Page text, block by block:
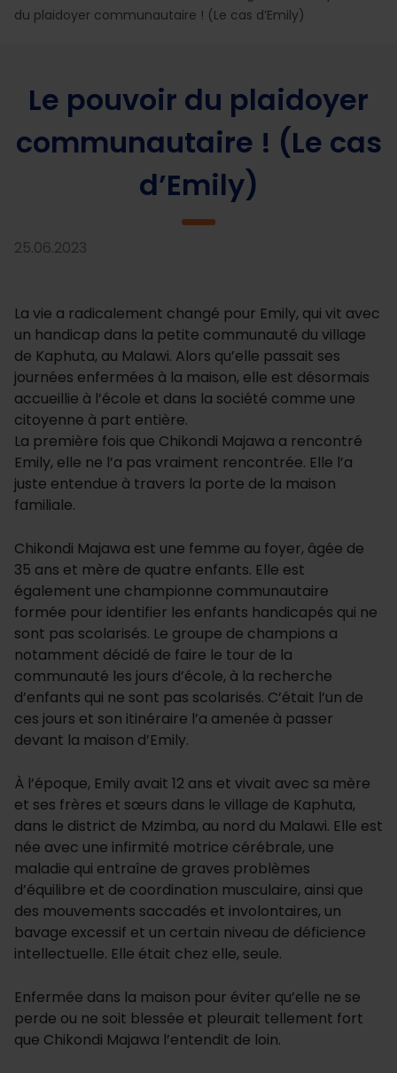
du plaidoyer communautaire ! (Le cas d’Emily)
Le pouvoir du plaidoyer
communautaire ! (Le cas
d’Emily)
25.06.2023
La vie a radicalement changé pour Emily, qui vit avec
un handicap dans la petite communauté du village
de Kaphuta, au Malawi. Alors qu’elle passait ses
journées enfermées à la maison, elle est désormais
accueillie à l’école et dans la société comme une
citoyenne à part entière.
La première fois que Chikondi Majawa a rencontré
Emily, elle ne l’a pas vraiment rencontrée. Elle l’a
juste entendue à travers la porte de la maison
familiale.
Chikondi Majawa est une femme au foyer, âgée de
35 ans et mère de quatre enfants. Elle est
également une championne communautaire
formée pour identifier les enfants handicapés qui ne
sont pas scolarisés. Le groupe de champions a
notamment décidé de faire le tour de la
communauté les jours d’école, à la recherche
d’enfants qui ne sont pas scolarisés. C’était l’un de
ces jours et son itinéraire l’a amenée à passer
devant la maison d’Emily.
À l’époque, Emily avait 12 ans et vivait avec sa mère
et ses frères et sœurs dans le village de Kaphuta,
dans le district de Mzimba, au nord du Malawi. Elle est
née avec une infirmité motrice cérébrale, une
maladie qui entraîne de graves problèmes
d’équilibre et de coordination musculaire, ainsi que
des mouvements saccadés et involontaires, un
bavage excessif et un certain niveau de déficience
intellectuelle. Elle était chez elle, seule.
Enfermée dans la maison pour éviter qu’elle ne se
perde ou ne soit blessée et pleurait tellement fort
que Chikondi Majawa l’entendit de loin.